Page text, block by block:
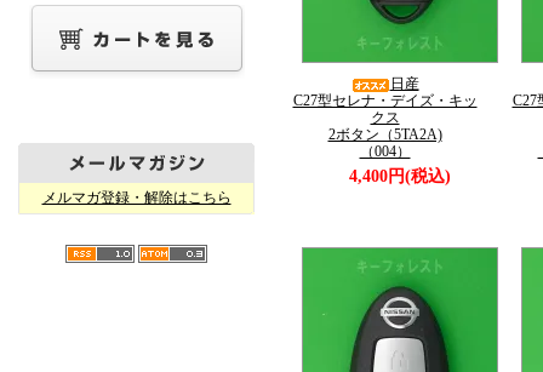
メルマガ登録・解除はこちら
日産
C27型セレナ・デイズ・キッ
クス
2ボタン（5TA2A)
（004）
4,400円(税込)
C27